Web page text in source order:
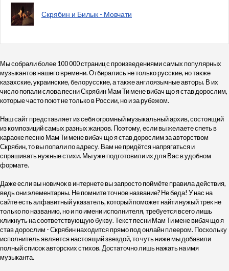
Скрябин и Билык - Мовчати
Мы собрали более 100 000 страниц с произведениями самых популярных
музыкантов нашего времени. Отбирались не только русские, но также
казахские, украинские, белорусские, а также англоязычные авторы. В их
число попали слова песни Скрябин Мам Ти мене вибач що я став дорослим,
которые часто поют не только в России, но и за рубежом.
Наш сайт представляет из себя огромный музыкальный архив, состоящий
из композиций самых разных жанров. Поэтому, если вы желаете спеть в
караоке песню Мам Ти мене вибач що я став дорослим за авторством
Скрябин, то вы попали по адресу. Вам не придётся напрягаться и
спрашивать нужные стихи. Мы уже подготовили их для Вас в удобном
формате.
Даже если вы новичок в интернете вы запросто поймёте правила действия,
ведь они элементарны. Не помните точное название? Не беда! У нас на
сайте есть алфавитный указатель, который поможет найти нужый трек не
только по названию, но и по имени исполнителя, требуется всего лишь
кликнуть на соответствующую букву. Текст песни Мам Ти мене вибач що я
став дорослим - Скрябин находится прямо под онлайн плеером. Поскольку
исполнитель является настоящий звездой, то чуть ниже мы добавили
полный список авторских стихов. Достаточно лишь нажать на имя
музыканта.